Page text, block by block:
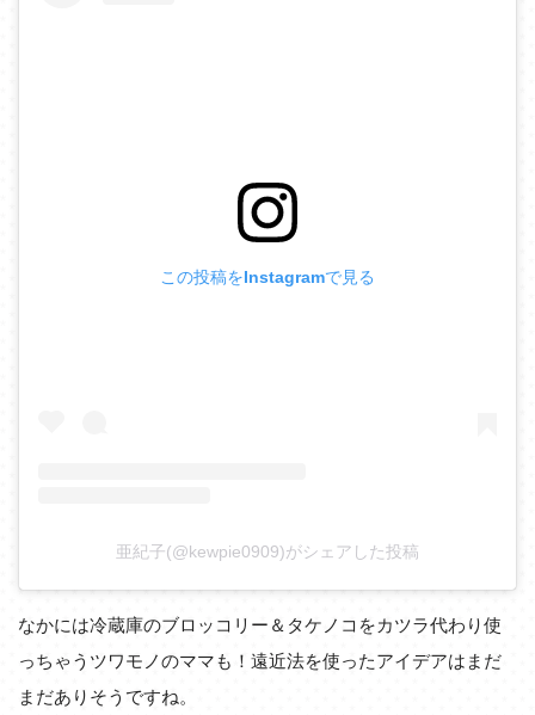
この投稿をInstagramで見る
亜紀子(@kewpie0909)がシェアした投稿
なかには冷蔵庫のブロッコリー＆タケノコをカツラ代わり使
っちゃうツワモノのママも！遠近法を使ったアイデアはまだ
まだありそうですね。